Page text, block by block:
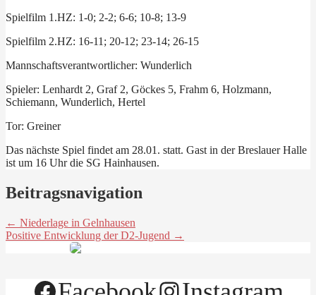
Spielfilm 1.HZ: 1-0; 2-2; 6-6; 10-8; 13-9
Spielfilm 2.HZ: 16-11; 20-12; 23-14; 26-15
Mannschaftsverantwortlicher: Wunderlich
Spieler: Lenhardt 2, Graf 2, Göckes 5, Frahm 6, Holzmann,
Schiemann, Wunderlich, Hertel
Tor: Greiner
Das nächste Spiel findet am 28.01. statt. Gast in der Breslauer Halle
ist um 16 Uhr die SG Hainhausen.
Beitragsnavigation
← Niederlage in Gelnhausen
Positive Entwicklung der D2-Jugend →